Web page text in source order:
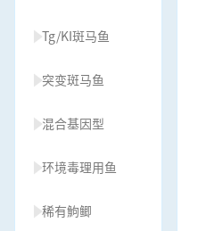
Tg/KI斑马鱼
突变斑马鱼
混合基因型
环境毒理用鱼
稀有鮈鲫